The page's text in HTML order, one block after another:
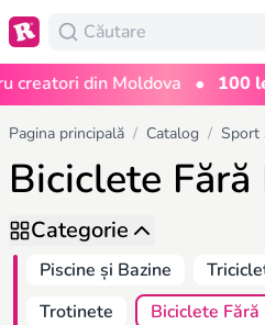
din Moldova • 100 lei
Pagina principală / Catalog / Sport
Biciclete Fără
Categorie
Piscine și Bazine
Trotinete
Biciclete Fără